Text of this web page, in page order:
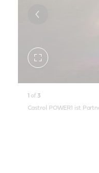
Toggle
of 3
Castrol POWER1 ist